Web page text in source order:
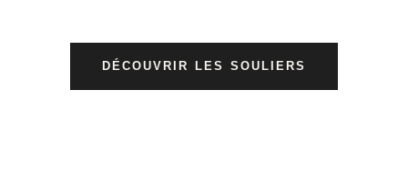
DÉCOUVRIR LES SOULIERS